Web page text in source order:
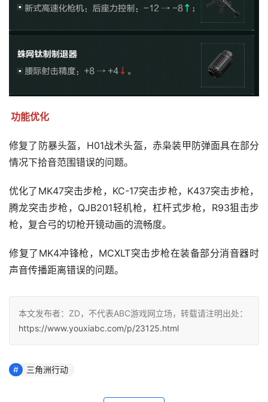
功能优化
修复了防暴头盔，H01战术头盔，赤枭装甲防弹面具在部分
情况下拾音范围错误的问题。
优化了MK47突击步枪，KC-17突击步枪，K437突击步枪，
腾龙突击步枪，QJB201轻机枪，杠杆式步枪，R93狙击步
枪，复合弓的切枪开镜动画的流畅度。
修复了MK4冲锋枪，MCXLT突击步枪在装备部分消音器时
声音传播距离错误的问题。
本文发布者：ZD，不代表ABC游戏网立场，转载请注明出处：
https://www.youxiabc.com/p/23125.html
三角洲行动